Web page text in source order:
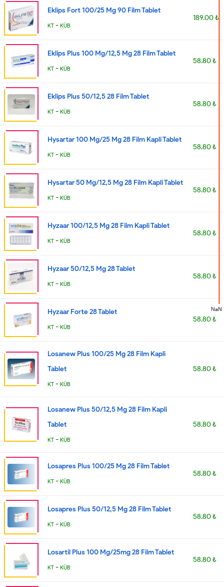
Eklips Fort 100/25 Mg 90 Film Tablet
KT - KÜB
189.00 ₺
Eklips Plus 100 Mg/12,5 Mg 28 Film Tablet
KT - KÜB
58.80 ₺
Eklips Plus 50/12,5 28 Film Tablet
KT - KÜB
58.80 ₺
Hysartar 100 Mg/25 Mg 28 Film Kapli Tablet
KT - KÜB
58.80 ₺
Hysartar 50 Mg/12,5 Mg 28 Film Kapli Tablet
KT - KÜB
58.80 ₺
Hyzaar 100/12,5 Mg 28 Film Kapli Tablet
KT - KÜB
58.80 ₺
Hyzaar 50/12,5 Mg 28 Tablet
KT - KÜB
58.80 ₺
Hyzaar Forte 28 Tablet
KT - KÜB
58.80 ₺
Losanew Plus 100/25 Mg 28 Film Kapli
Tablet
KT - KÜB
58.80 ₺
Losanew Plus 50/12,5 Mg 28 Film Kapli
Tablet
KT - KÜB
58.80 ₺
Losapres Plus 100/25 Mg 28 Film Tablet
KT - KÜB
58.80 ₺
Losapres Plus 50/12,5 Mg 28 Film Tablet
KT - KÜB
58.80 ₺
Losartil Plus 100 Mg/25mg 28 Film Tablet
KT - KÜB
58.80 ₺
NaN